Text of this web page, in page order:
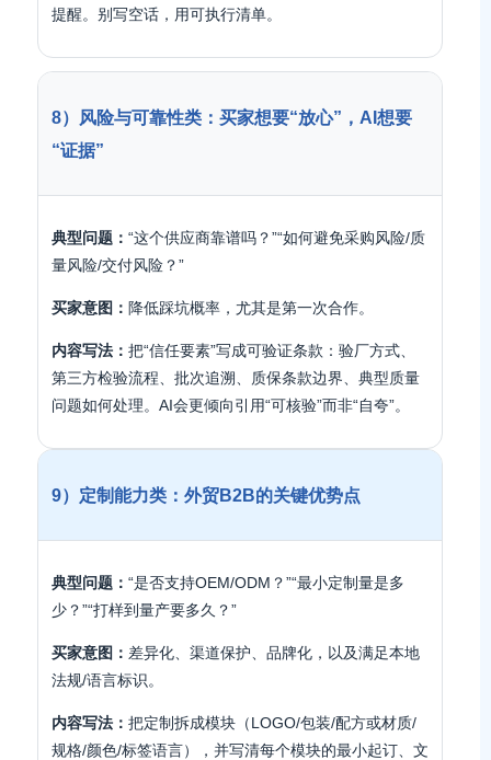
提醒。别写空话，用可执行清单。
8）风险与可靠性类：买家想要“放心”，AI想要
“证据”
典型问题： “这个供应商靠谱吗？”“如何避免采购风险/质
量风险/交付风险？”
买家意图： 降低踩坑概率，尤其是第一次合作。
内容写法： 把“信任要素”写成可验证条款：验厂方式、
第三方检验流程、批次追溯、质保条款边界、典型质量
问题如何处理。AI会更倾向引用“可核验”而非“自夸”。
9）定制能力类：外贸B2B的关键优势点
典型问题： “是否支持OEM/ODM？”“最小定制量是多
少？”“打样到量产要多久？”
买家意图： 差异化、渠道保护、品牌化，以及满足本地
法规/语言标识。
内容写法： 把定制拆成模块（LOGO/包装/配方或材质/
规格/颜色/标签语言），并写清每个模块的最小起订、文